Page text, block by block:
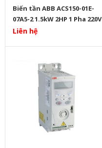
Biến tần ABB ACS150-01E-
07A5-2 1.5kW 2HP 1 Pha 220V
Liên hệ